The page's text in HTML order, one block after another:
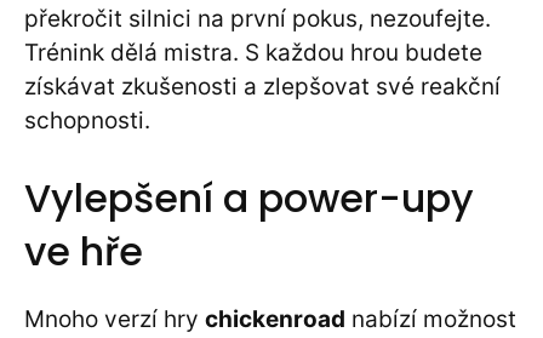
překročit silnici na první pokus, nezoufejte.
Trénink dělá mistra. S každou hrou budete
získávat zkušenosti a zlepšovat své reakční
schopnosti.
Vylepšení a power-upy
ve hře
Mnoho verzí hry chickenroad nabízí možnost